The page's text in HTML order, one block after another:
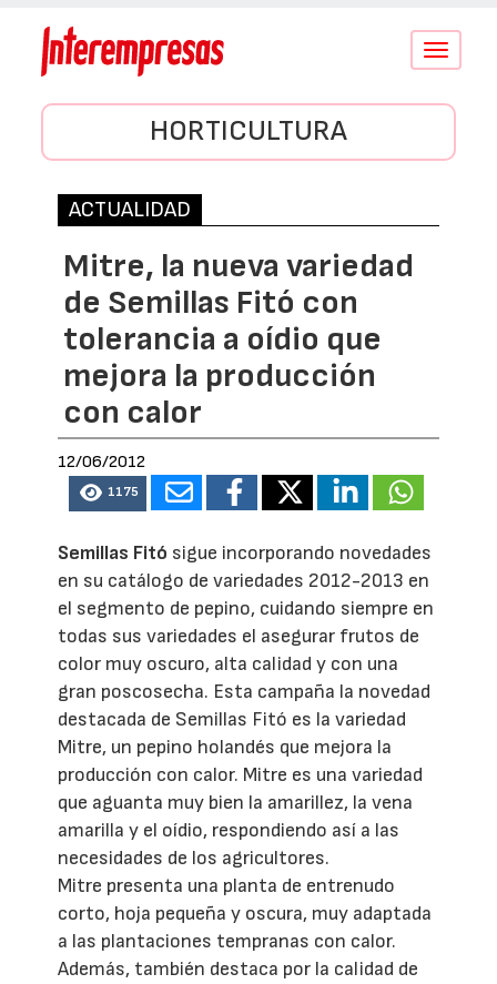
Conmutar
HORTICULTURA
ACTUALIDAD
Mitre, la nueva variedad
de Semillas Fitó con
tolerancia a oídio que
mejora la producción
con calor
12/06/2012
1175
Semillas Fitó sigue incorporando novedades
en su catálogo de variedades 2012-2013 en
el segmento de pepino, cuidando siempre en
todas sus variedades el asegurar frutos de
color muy oscuro, alta calidad y con una
gran poscosecha. Esta campaña la novedad
destacada de Semillas Fitó es la variedad
Mitre, un pepino holandés que mejora la
producción con calor. Mitre es una variedad
que aguanta muy bien la amarillez, la vena
amarilla y el oídio, respondiendo así a las
necesidades de los agricultores.
Mitre presenta una planta de entrenudo
corto, hoja pequeña y oscura, muy adaptada
a las plantaciones tempranas con calor.
Además, también destaca por la calidad de